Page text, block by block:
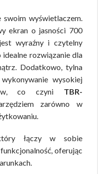
swoim wyświetlaczem.
ekran o jasności 700
wyraźny i czytelny
idealne rozwiązanie dla
Dodatkowo, tylna
wysokiej
co czyni TBR-
zarówno w
łączy w sobie
oferując